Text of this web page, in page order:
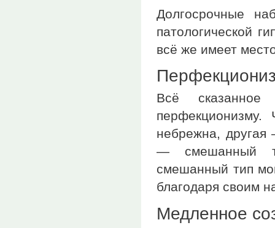
Долгосрочные
патологической
всё же имеет
Всё
небрежна, другая
— смешанный
смешанный тип
благодаря своим
Медленное